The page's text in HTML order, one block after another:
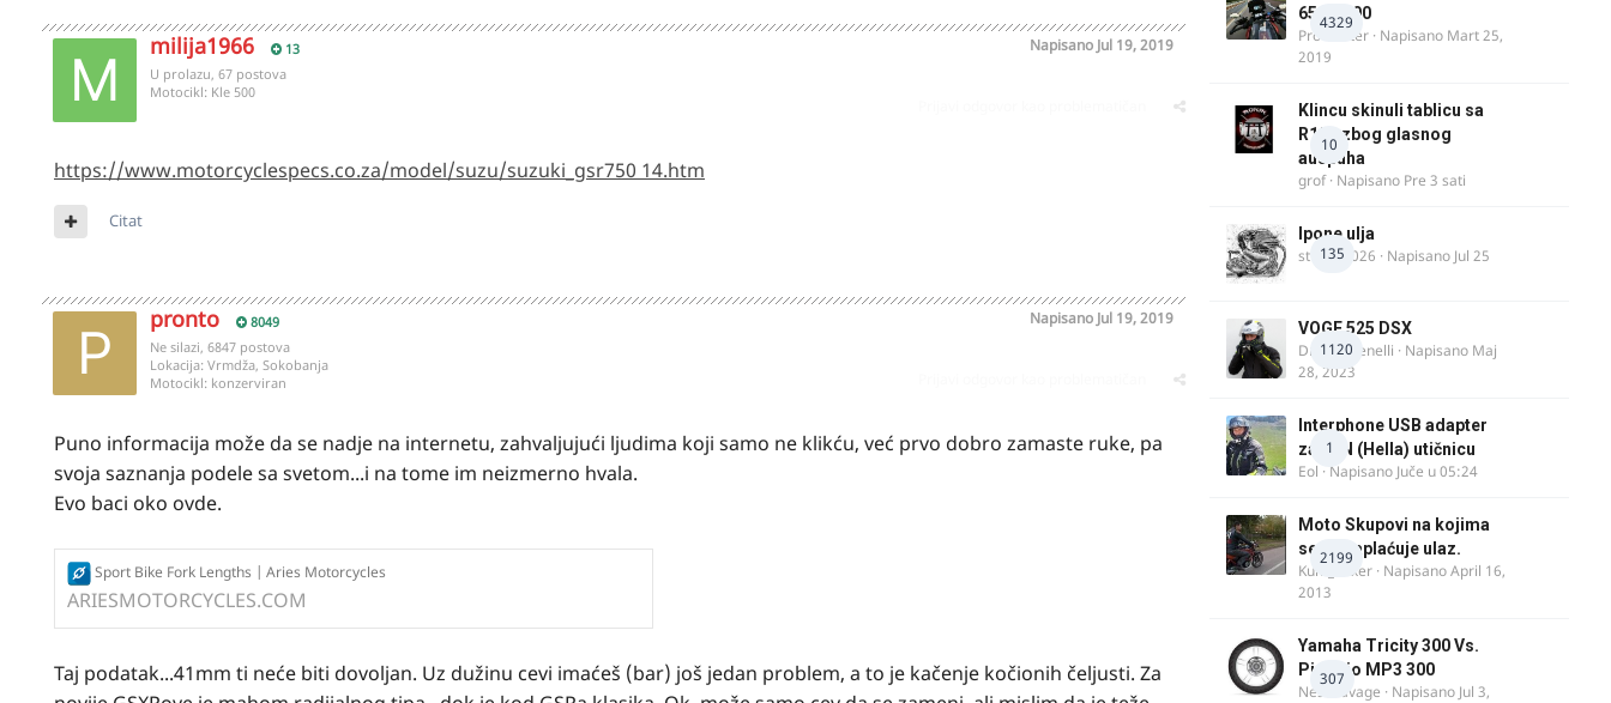
milija1966 13 Napisano Jul 19, 2019
U prolazu, 67 postova
Motocikl: Kle 500
https://www.motorcyclespecs.co.za/model/suzu/suzuki_gsr750 14.htm
Citat
pronto 8049 Napisano Jul 19, 2019
Ne silazi, 6847 postova
Lokacija: Vrmdža, Sokobanja
Motocikl: konzerviran
Puno informacija može da se nadje na internetu, zahvaljujući ljudima koji samo ne klikću, već prvo dobro zamaste ruke, pa
svoja saznanja podele sa svetom...i na tome im neizmerno hvala.
Evo baci oko ovde.
Sport Bike Fork Lengths | Aries Motorcycles
ARIESMOTORCYCLES.COM
Taj podatak...41mm ti neće biti dovoljan. Uz dužinu cevi imaćeš (bar) još jedan problem, a to je kačenje kočionih čeljusti. Za
4329
650/1000
ProMaster · Napisano Mart 25,
2019
10
Klincu skinuli tablicu sa
R125 zbog glasnog
auspuha
grof· Napisano Pre 3 sati
135
Ipone ulja
stryker_026 · Napisano Jul 25
1120
VOGE 525 DSX
DraganBenelli · Napisano Maj
28, 2023
1
Interphone USB adapter
za DIN (Hella) utičnicu
Eol · Napisano Juče u 05:24
2199
Moto Skupovi na kojima
se ne naplaćuje ulaz.
Kum_Mixer · NapisanoApril 16,
2013
307
Yamaha Tricity 300 Vs.
Piaggio MP3 300
Nesasavage · Napisano Jul 3,